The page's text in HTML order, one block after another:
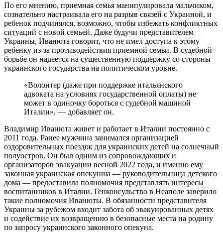
По его мнению, приемная семья манипулировала мальчиком,
сознательно настраивала его на разрыв связей с Украиной, и
ребенок подчинялся, возможно, чтобы избежать конфликтных
ситуаций с новой семьей. Даже будучи представителем
Украины, Иванюта говорит, что не имел доступа к этому
ребенку из-за противодействия приемной семьи. В судебной
борьбе он надеется на существенную поддержку со стороны
украинского государства на политическом уровне.
«Волонтер (даже при поддержке итальянского
адвоката на условиях государственной оплаты) не
может в одиночку бороться с судебной машиной
Италии», — добавляет он.
Владимир Иванюта живет и работает в Италии постоянно с
2011 года. Ранее мужчина занимался организацией
оздоровительных поездок для украинских детей на солнечный
полуостров. Он был одним из сопровождающих и
организаторов эвакуации весной 2022 года, и именно ему
законная украинская опекунша — руководительница детского
дома — предоставила полномочия представлять интересы
воспитанников в Италии. Генконсульство в Неаполе заверило
такие полномочия Иванюты. В обязанности представителя
Украины за рубежом входит забота об эвакуированных детях
и содействие их возвращению в безопасные места на родину
по запросу украинского законного опекуна.